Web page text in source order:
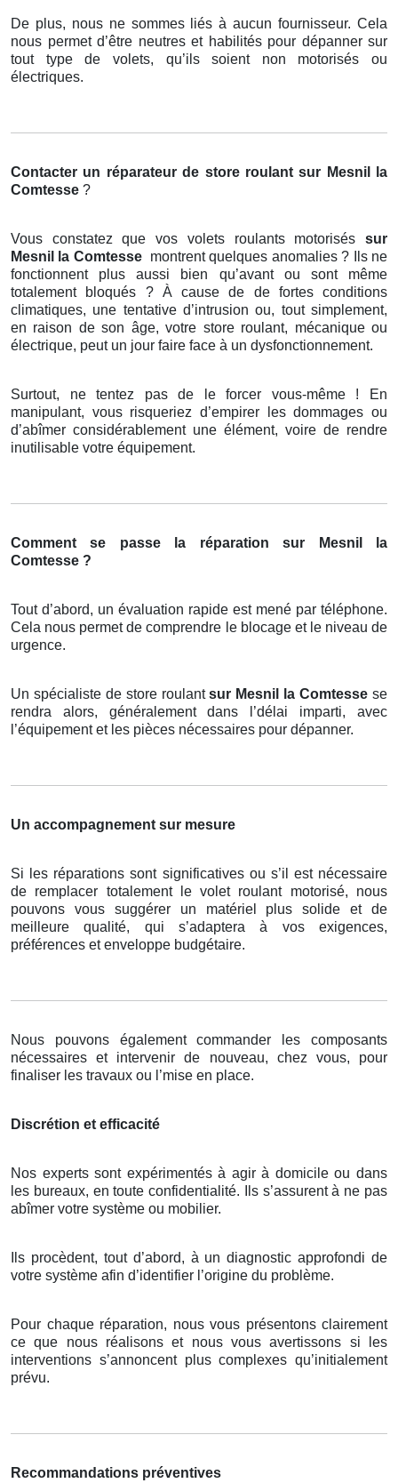
De plus, nous ne sommes liés à aucun fournisseur. Cela
nous permet d’être neutres et habilités pour dépanner sur
tout type de volets, qu’ils soient non motorisés ou
électriques.
Contacter un réparateur de store roulant sur Mesnil la
Comtesse ?
Vous constatez que vos volets roulants motorisés sur
Mesnil la Comtesse montrent quelques anomalies ? Ils ne
fonctionnent plus aussi bien qu’avant ou sont même
totalement bloqués ? À cause de de fortes conditions
climatiques, une tentative d’intrusion ou, tout simplement,
en raison de son âge, votre store roulant, mécanique ou
électrique, peut un jour faire face à un dysfonctionnement.
Surtout, ne tentez pas de le forcer vous-même ! En
manipulant, vous risqueriez d’empirer les dommages ou
d’abîmer considérablement une élément, voire de rendre
inutilisable votre équipement.
Comment se passe la réparation sur Mesnil la
Comtesse ?
Tout d’abord, un évaluation rapide est mené par téléphone.
Cela nous permet de comprendre le blocage et le niveau de
urgence.
Un spécialiste de store roulantsur Mesnil la Comtessese
rendra alors, généralement dans l’délai imparti, avec
l’équipement et les pièces nécessaires pour dépanner.
Un accompagnement sur mesure
Si les réparations sont significatives ou s’il est nécessaire
de remplacer totalement le volet roulant motorisé, nous
pouvons vous suggérer un matériel plus solide et de
meilleure qualité, qui s’adaptera à vos exigences,
préférences et enveloppe budgétaire.
Nous pouvons également commander les composants
nécessaires et intervenir de nouveau, chez vous, pour
finaliser les travaux ou l’mise en place.
Discrétion et efficacité
Nos experts sont expérimentés à agir à domicile ou dans
les bureaux, en toute confidentialité. Ils s’assurent à ne pas
abîmer votre système ou mobilier.
Ils procèdent, tout d’abord, à un diagnostic approfondi de
votre système afin d’identifier l’origine du problème.
Pour chaque réparation, nous vous présentons clairement
ce que nous réalisons et nous vous avertissons si les
interventions s’annoncent plus complexes qu’initialement
prévu.
Recommandations préventives